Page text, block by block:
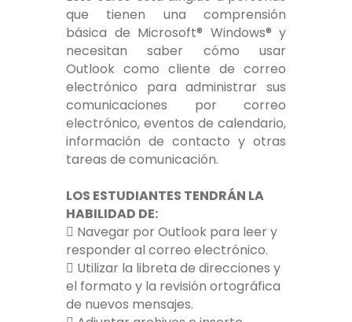
que tienen una comprensión
básica de Microsoft® Windows® y
necesitan saber cómo usar
Outlook como cliente de correo
electrónico para administrar sus
comunicaciones por correo
electrónico, eventos de calendario,
información de contacto y otras
tareas de comunicación.
LOS ESTUDIANTES TENDRÁN LA
HABILIDAD DE:
 Navegar por Outlook para leer y
responder al correo electrónico.
 Utilizar la libreta de direcciones y
el formato y la revisión ortográfica
de nuevos mensajes.